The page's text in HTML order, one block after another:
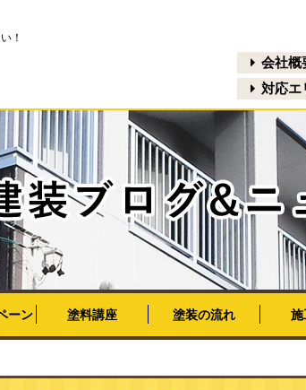
！
会社概
対応エ
ーン 塗料講座 塗装の流れ 施